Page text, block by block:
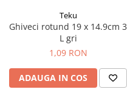
Porumb dulce
Spanac
Teku
Ghiveci rotund 19 x 14.9cm 3
L gri
1,09 RON
ADAUGA IN COS